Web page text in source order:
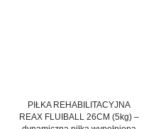
PIŁKA REHABILITACYJNA
REAX FLUIBALL 26CM (5kg) –